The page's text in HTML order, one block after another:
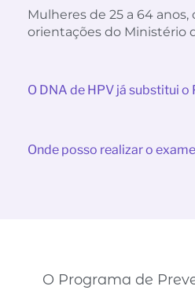
Mulheres de 25 a 64 anos,
orientações do Ministério
O DNA de HPV já substitui
Onde posso realizar o
O Programa de